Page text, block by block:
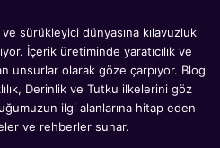
sürükleyici dünyasına kılavuzluk
İçerik üretiminde yaratıcılık ve
unsurlar olarak göze çarpıyor. Blog
Derinlik ve Tutku ilkelerini göz
ilgi alanlarına hitap eden
ve rehberler sunar.